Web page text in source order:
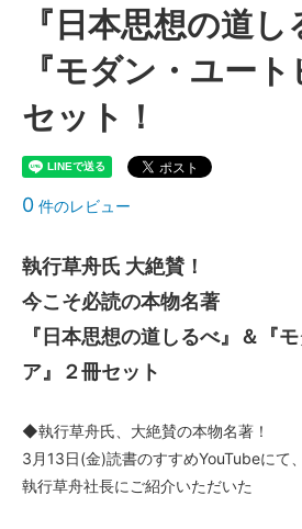
『日本思想の道
『モダン・ユー
セット！
0 件のレビュー
執行草舟氏 大絶賛！
今こそ必読の本物名著
『日本思想の道しるべ』＆『
ア』２冊セット
◆執行草舟氏、大絶賛の本物名著！
3月13日(金)読書のすすめYouTubeにて、
執行草舟社長にご紹介いただいた